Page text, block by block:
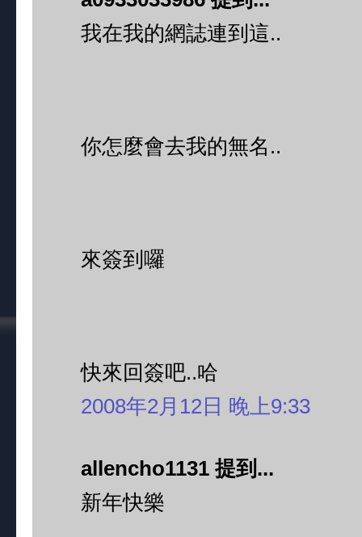
我在我的網誌連到這..
你怎麼會去我的無名..
來簽到囉
快來回簽吧..哈
2008年2月12日 晚上9:33
allencho1131 提到...
新年快樂